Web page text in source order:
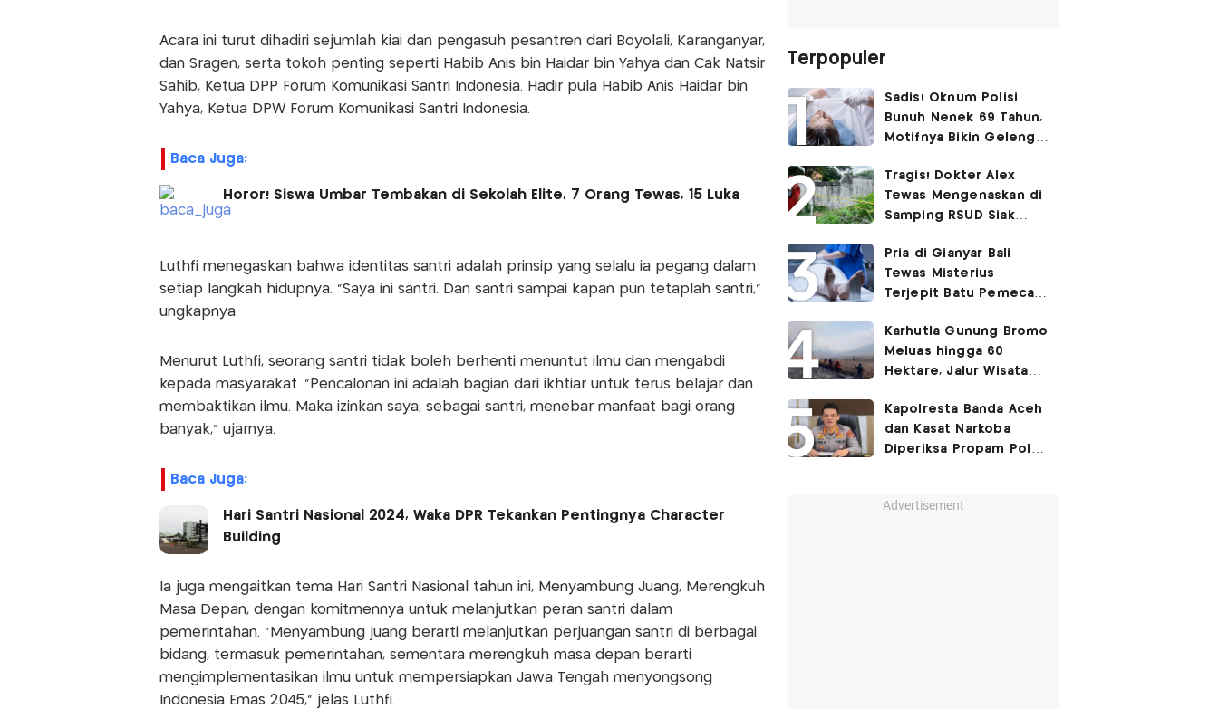
Acara ini turut dihadiri sejumlah kiai dan pengasuh pesantren dari Boyolali, Karanganyar,
dan Sragen, serta tokoh penting seperti Habib Anis bin Haidar bin Yahya dan Cak Natsir
Sahib, Ketua DPP Forum Komunikasi Santri Indonesia. Hadir pula Habib Anis Haidar bin
Yahya, Ketua DPW Forum Komunikasi Santri Indonesia.
Baca Juga:
Horor! Siswa Umbar Tembakan di Sekolah Elite, 7 Orang Tewas, 15 Luka
Luthfi menegaskan bahwa identitas santri adalah prinsip yang selalu ia pegang dalam
setiap langkah hidupnya. “Saya ini santri. Dan santri sampai kapan pun tetaplah santri,”
ungkapnya.
Menurut Luthfi, seorang santri tidak boleh berhenti menuntut ilmu dan mengabdi
kepada masyarakat. “Pencalonan ini adalah bagian dari ikhtiar untuk terus belajar dan
membaktikan ilmu. Maka izinkan saya, sebagai santri, menebar manfaat bagi orang
banyak,” ujarnya.
Baca Juga:
Hari Santri Nasional 2024, Waka DPR Tekankan Pentingnya Character
Building
Ia juga mengaitkan tema Hari Santri Nasional tahun ini, Menyambung Juang, Merengkuh
Masa Depan, dengan komitmennya untuk melanjutkan peran santri dalam
pemerintahan. “Menyambung juang berarti melanjutkan perjuangan santri di berbagai
bidang, termasuk pemerintahan, sementara merengkuh masa depan berarti
mengimplementasikan ilmu untuk mempersiapkan Jawa Tengah menyongsong
Indonesia Emas 2045,” jelas Luthfi.
Terpopuler
Sadis! Oknum Polisi
Bunuh Nenek 69 Tahun,
Motifnya Bikin Geleng
Tragis! Dokter Alex
Tewas Mengenaskan di
Samping RSUD Siak
Rocuronium
Pria di Gianyar Bali
Tewas Misterius
Terjepit Batu Pemecah
Karhutla Gunung Bromo
Meluas hingga 60
Hektare, Jalur Wisata
Kapolresta Banda Aceh
dan Kasat Narkoba
Diperiksa Propam Polri,
Advertisement